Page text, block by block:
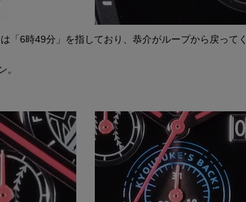
「6時49分」を指しており、恭介がループから戻ってく
。